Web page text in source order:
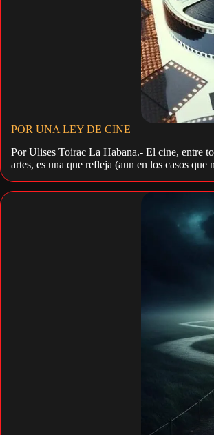
POR UNA LEY DE CINE
Por Ulises Toirac La Habana.- El cine, entre
artes, es una que refleja (aun en los casos